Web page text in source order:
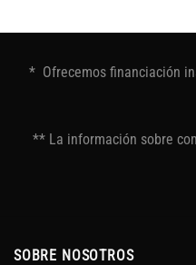
* Ofrecemos financiación
** La información sobre
SOBRE NOSOTROS